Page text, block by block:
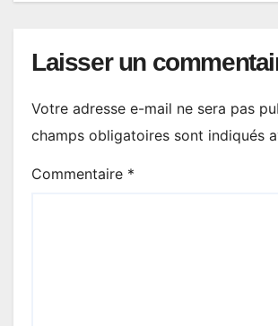
Laisser un
Votre adresse e-mail ne sera pas
champs obligatoires sont indiqués
Commentaire *